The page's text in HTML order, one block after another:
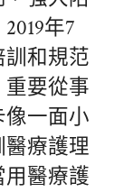
年7
和規范
要從事
一面小
療護理
醫療護